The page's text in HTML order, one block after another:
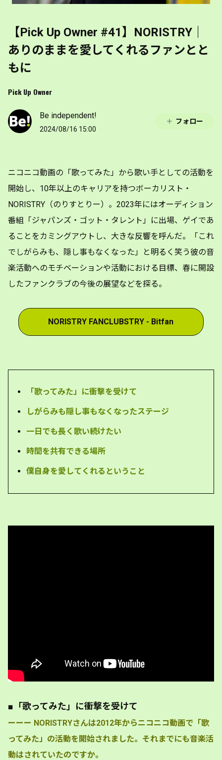
【Pick Up Owner #41】NORISTRY｜
ありのままを愛してくれるファンとと
もに
Pick Up Owner
Be independent!
2024/08/16 15:00
フォロー
ニコニコ動画の「歌ってみた」から歌い手としての活動を
開始し、10年以上のキャリアを持つボーカリスト・
NORISTRY（のりすとりー）。2023年にはオーディション
番組「ジャパンズ・ゴット・タレント」に出場、ゲイであ
ることをカミングアウトし、大きな反響を呼んだ。「これ
でしがらみも、隠し事もなくなった」と明るく笑う彼の音
楽活動へのモチベーションや活動における目標、春に開設
したファンクラブの今後の展望などを探る。
NORISTRY FANCLUBSTRY - Bitfan
「歌ってみた」に衝撃を受けて
しがらみも隠し事もなくなったステージ
一日でも長く歌い続けたい
時間を共有できる場所
僕自身を愛してくれるということ
■「歌ってみた」に衝撃を受けて
ーーー NORISTRYさんは2012年からニコニコ動画で「歌
ってみた」の活動を開始されました。それまでにも音楽活
動はされていたのですか。